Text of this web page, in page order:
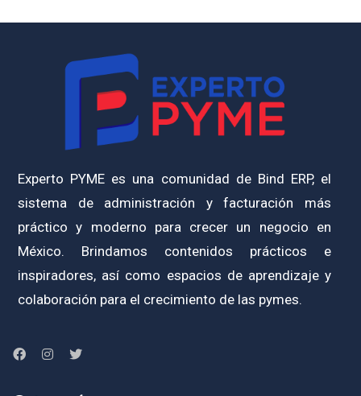
Experto PYME es una comunidad de Bind ERP, el
sistema de administración y facturación más
práctico y moderno para crecer un negocio en
México. Brindamos contenidos prácticos e
inspiradores, así como espacios de aprendizaje y
colaboración para el crecimiento de las pymes.